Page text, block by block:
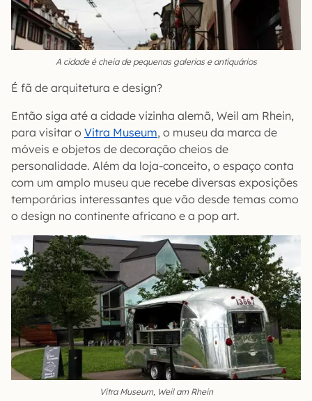
A cidade é cheia de pequenas galerias e antiquários
É fã de arquitetura e design?
Então siga até a cidade vizinha alemã, Weil am Rhein,
para visitar o Vitra Museum, o museu da marca de
móveis e objetos de decoração cheios de
personalidade. Além da loja-conceito, o espaço conta
com um amplo museu que recebe diversas exposições
temporárias interessantes que vão desde temas como
o design no continente africano e a pop art.
Vitra Museum, Weil am Rhein